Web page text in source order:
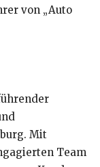
von „Auto
Mit
Team